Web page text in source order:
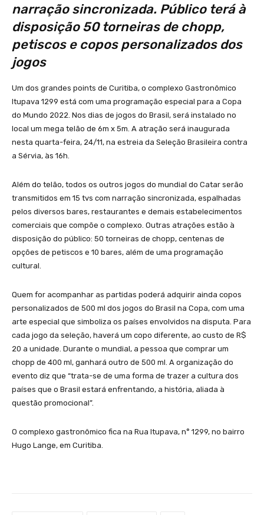
narração sincronizada. Público terá à
disposição 50 torneiras de chopp,
petiscos e copos personalizados dos
jogos
Um dos grandes points de Curitiba, o complexo Gastronômico
Itupava 1299 está com uma programação especial para a Copa
do Mundo 2022. Nos dias de jogos do Brasil, será instalado no
local um mega telão de 6m x 5m. A atração será inaugurada
nesta quarta-feira, 24/11, na estreia da Seleção Brasileira contra
a Sérvia, às 16h.
Além do telão, todos os outros jogos do mundial do Catar serão
transmitidos em 15 tvs com narração sincronizada, espalhadas
pelos diversos bares, restaurantes e demais estabelecimentos
comerciais que compõe o complexo. Outras atrações estão à
disposição do público: 50 torneiras de chopp, centenas de
opções de petiscos e 10 bares, além de uma programação
cultural.
Quem for acompanhar as partidas poderá adquirir ainda copos
personalizados de 500 ml dos jogos do Brasil na Copa, com uma
arte especial que simboliza os países envolvidos na disputa. Para
cada jogo da seleção, haverá um copo diferente, ao custo de R$
20 a unidade. Durante o mundial, a pessoa que comprar um
chopp de 400 ml, ganhará outro de 500 ml. A organização do
evento diz que “trata-se de uma forma de trazer a cultura dos
países que o Brasil estará enfrentando, a história, aliada à
questão promocional”.
O complexo gastronômico fica na Rua Itupava, n° 1299, no bairro
Hugo Lange, em Curitiba.